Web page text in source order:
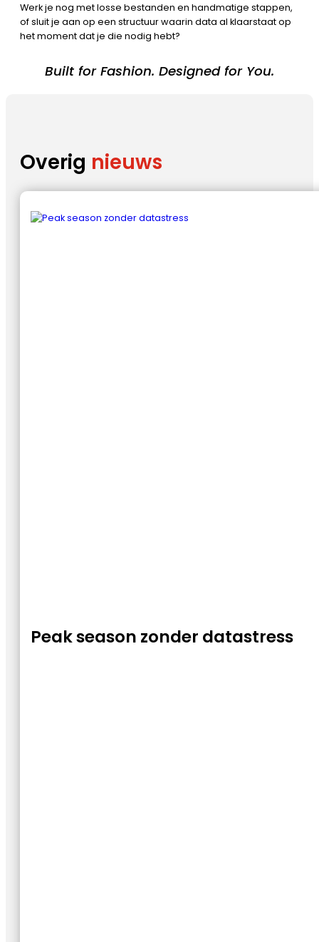
Werk je nog met losse bestanden en handmatige stappen,
of sluit je aan op een structuur waarin data al klaarstaat op
het moment dat je die nodig hebt?
Built for Fashion. Designed for You.
Overig nieuws
Peak season zonder datastress